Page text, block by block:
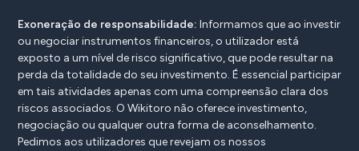
Exoneração de responsabilidade: Informamos que ao investir
ou negociar instrumentos financeiros, o utilizador está
exposto a um nível de risco significativo, que pode resultar na
perda da totalidade do seu investimento. É essencial participar
em tais atividades apenas com uma compreensão clara dos
riscos associados. O Wikitoro não oferece investimento,
negociação ou qualquer outra forma de aconselhamento.
Pedimos aos utilizadores que revejam os nossos